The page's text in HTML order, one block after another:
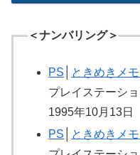
＜ナンバリング＞
PS
ときめきメ
プレイステーシ
1995年10月13日
PS
ときめきメ